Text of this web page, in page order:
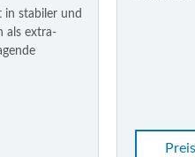
stabiler und
als extra-